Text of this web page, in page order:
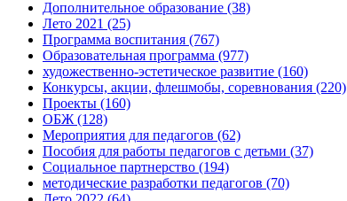
Дополнительное образование (38)
Лето 2021 (25)
Программа воспитания (767)
Образовательная программа (977)
художественно-эстетическое развитие (160)
Конкурсы, акции, флешмобы, соревнования (220)
Проекты (160)
ОБЖ (128)
Мероприятия для педагогов (62)
Пособия для работы педагогов с детьми (37)
Социальное партнерство (194)
методические разработки педагогов (70)